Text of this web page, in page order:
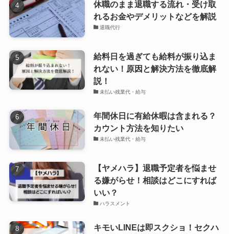
休職のまま退職する流れ・受け取
れるお金やデメリットなどを解説
退職代行
給料日を過ぎても給料が振り込ま
れない！原因と解決方法を徹底解
説！
未払い残業代・給与
年間休日に有給休暇は含まれる？
カウント方法を知りたい
未払い残業代・給与
【ヤメハラ】退職予定者を悩ませ
る嫌がらせ！相談はどこにすれば
いい？
ハラスメント
キモいLINEは即スクショ！セクハ